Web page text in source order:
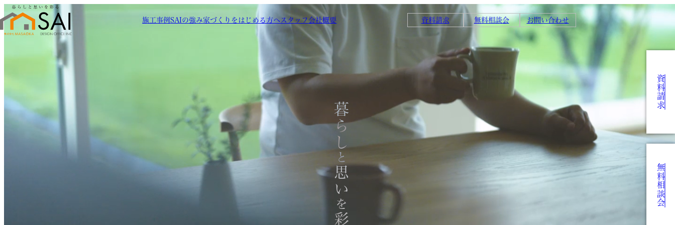
施工事例SAIの強み家づくりをはじめる方へ スタッフ会社概要 資料請求 無料相談会 お問い合わせ
暮らし
と
思い
を
資料請求
無料相談会